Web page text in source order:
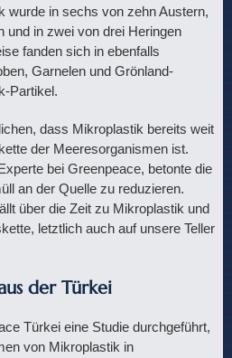
wurde in sechs von zehn Austern,
und in zwei von drei Heringen
fanden sich in ebenfalls
Garnelen und Grönland-
Partikel​.
dass Mikroplastik bereits weit
der Meeresorganismen ist.
bei Greenpeace, betonte die
an der Quelle zu reduzieren.
über die Zeit zu Mikroplastik und
letztlich auch auf unsere Teller​
der Türkei
Türkei eine Studie durchgeführt,
von Mikroplastik in